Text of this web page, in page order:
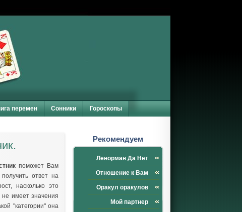
перемен Сонники Гороскопы
поможет Вам
ответ на
насколько это
имеет значения
"категории" она
Рекомендуем
Ленорман Да Нет
Отношение к Вам
Оракул оракулов
Мой партнер